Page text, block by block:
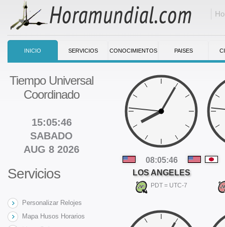
INICIO SERVICIOS CONOCIMIENTOS PAISES
Tiempo Universal
Coordinado
15:05:47
SABADO
AUG 8 2026
Servicios
Personalizar Relojes
Mapa Husos Horarios
08:05:47
LOS ANGELES
PDT = UTC-7